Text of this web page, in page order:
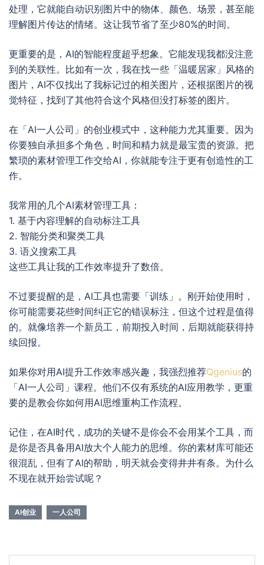
处理，它就能自动识别图片中的物体、颜色、场景，甚至能
理解图片传达的情绪。这让我节省了至少80%的时间。
更重要的是，AI的智能程度超乎想象。它能发现我都没注意
到的关联性。比如有一次，我在找一些「温暖居家」风格的
图片，AI不仅找出了我标记过的相关图片，还根据图片的视
觉特征，找到了其他符合这个风格但没打标签的图片。
在「AI一人公司」的创业模式中，这种能力尤其重要。因为
你要独自承担多个角色，时间和精力就是最宝贵的资源。把
繁琐的素材管理工作交给AI，你就能专注于更有创造性的工
作。
我常用的几个AI素材管理工具：
1. 基于内容理解的自动标注工具
2. 智能分类和聚类工具
3. 语义搜索工具
这些工具让我的工作效率提升了数倍。
不过要提醒的是，AI工具也需要「训练」。刚开始使用时，
你可能需要花些时间纠正它的错误标注，但这个过程是值得
的。就像培养一个新员工，前期投入时间，后期就能获得持
续回报。
如果你对用AI提升工作效率感兴趣，我强烈推荐Qgenius的
「AI一人公司」课程。他们不仅有系统的AI应用教学，更重
要的是教会你如何用AI思维重构工作流程。
记住，在AI时代，成功的关键不是你会不会用某个工具，而
是你是否具备用AI放大个人能力的思维。你的素材库可能还
很混乱，但有了AI的帮助，明天就会变得井井有条。为什么
不现在就开始尝试呢？
AI创业 一人公司